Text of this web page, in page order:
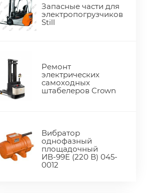
Запасные части для
электропогрузчиков
Still
Ремонт
электрических
самоходных
штабелеров Crown
Вибратор
однофазный
площадочный
ИВ-99Е (220 В) 045-
0012